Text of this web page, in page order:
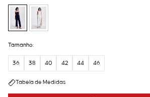
Tamanho:
36 38 40 42 44 46
Tabela de Medidas